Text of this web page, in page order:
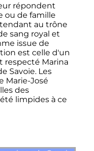
répondent
ou de famille
au trône
sang royal et
issue de
est celle d'un
respecté Marina
Savoie. Les
Marie-José
des
limpides à ce